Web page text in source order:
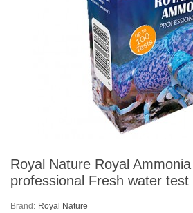
Royal Nature Royal Ammonia
professional Fresh water test
Brand: Royal Nature